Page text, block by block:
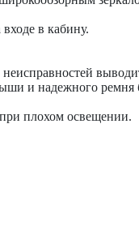
в кабину.
и надежного ремня
плохом освещении.